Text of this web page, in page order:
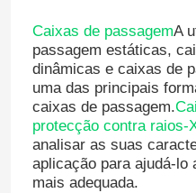
Caixas de passagemA
passagem estáticas,
dinâmicas e caixas de
uma das principais
caixas de passagem.
protecção contra raios-
analisar as suas
aplicação para ajudá-lo
mais adequada.